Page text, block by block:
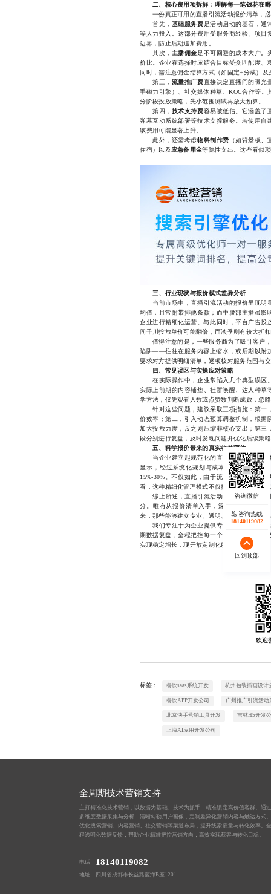
二、核心费用项拆解：理解每一笔钱花在
一份真正可用的直播引流活动报价清单，必
首先， 基础服务费是活动启动的基石，通
等人力投入。这部分费用受服务商经验、项
边界，防止后期追加费用。
其次， 主播佣金是不可回避的成本大户。
价比。企业在选择时应结合目标受众匹配度
同时，需注意佣金结算方式（如固定+分成）及
第三， 流量推广费直接决定直播间的曝光
手磁力引擎）、社交媒体种草、KOC合作等
分阶段投放策略，先小范围测试再放大预算。
第四， 技术支持费容易被低估。它涵盖了
弹幕互动系统部署等技术支撑服务。若使用
该费用可能显著上升。
此外，还需考虑物料制作费 （如背景板
住宿）以及应急备用金等隐性支出。这些看似
三、行业现状与报价模式差异分析
当前市场中，直播引流活动的报价呈现明
均值，且常附带排他条款；而中腰部主播虽
企业进行精细化运营。与此同时，平台广告投
间千川投放单价可能翻倍，而淡季则有较大折
值得注意的是，一些服务商为了吸引客户，
陷阱——往往在服务内容上缩水，或后期以附
要求对方提供明细清单，逐项核对服务范围与
四、常见误区与实操应对策略
在实际操作中，企业常陷入几个典型误区
实际上前期的内容铺垫、社群唤醒、达人种
学方法，仅凭观看人数或点赞数判断成败，忽
针对这些问题，建议采取三项措施：第一
价效率；第二，引入动态预算调整机制，根
加大投放力度，反之则压缩非核心支出；第
段分别进行复盘，及时发现问题并优化后续策
五、科学报价带来的真实收益预估
当企业建立起规范化的直播引流活动报价
显示，经过系统化规划与成本控制的企业，
15%-30%。不仅如此，由于流程标准化，项
看，这种精细化管理模式不仅提升了营销资产
综上所述，直播引流活动已不再是“试水”
分。唯有从报价清单入手，深入理解成本构
来，那些能够建立专业、透明、可复制报价体
我们专注于为企业提供专业的直播引流活
期数据复盘，全程把控每一个环节，确保活
实现稳定增长，现开放定制化服务通道，欢迎
欢迎
标签： 餐饮saas系统开发 杭州包装插画设计
餐饮APP开发公司 广州推广引流活动
北京快手营销工具开发 吉林H5开发
上海AI应用开发公司
全周期技术营销支持
主打精准化技术营销，以数据为基础、技术为抓手，精准锁定高价值客群。通
多维度数据采集与分析，清晰勾勒用户画像，定制差异化营销内容与触达方式
优化搜索营销、内容营销、社交营销等渠道布局，提升线索质量与转化效率。
程透明化数据反馈，帮助企业精准把控营销方向，高效实现获客与转化目标。
电话： 18140119082
地址：四川省成都市长益路蓝海B座1201
咨询热线
18140119082
回到顶部